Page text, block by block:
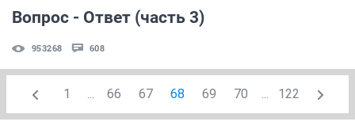
Вопрос - Ответ (часть 3)
953268 608
1 ... 66 67 68 69 70 ... 122